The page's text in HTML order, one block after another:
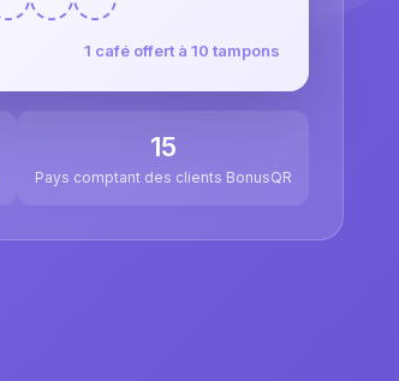
1 café offert à 10 tampons
15
Pays comptant des clients BonusQR